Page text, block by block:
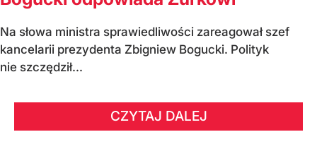
Na słowa ministra sprawiedliwości zareagował szef
kancelarii prezydenta Zbigniew Bogucki. Polityk
nie szczędził...
CZYTAJ DALEJ